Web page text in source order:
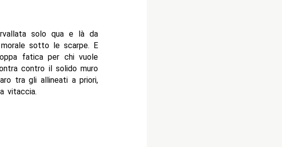
solo qua e là da
sotto le scarpe. E
fatica per chi vuole
contro il solido muro
tra gli allineati a priori,
vitaccia.